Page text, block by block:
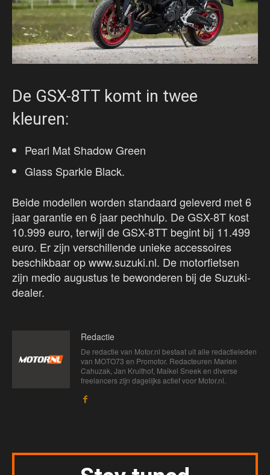
De GSX-8TT komt in twee
kleuren:
Pearl Mat Shadow Green
Glass Sparkle Black.
Beide modellen worden standaard geleverd met 6
jaar garantie en 6 jaar pechhulp. De GSX-8T kost
10.999 euro, terwijl de GSX-8TT begint bij 11.499
euro. Er zijn verschillende unieke accessoires
beschikbaar op www.suzuki.nl. De motorfietsen
zijn medio augustus te bewonderen bij de Suzuki-
dealer.
Redactie
De redactie van Motor.nl bestaat uit alle redactieleden
van MOTO73 en Promotor. Redacteuren Marien
Cahuzak, Jan Kruithof, Maikel Sneek en diverse
freelancers zijn dagelijks actief voor Motor.nl.